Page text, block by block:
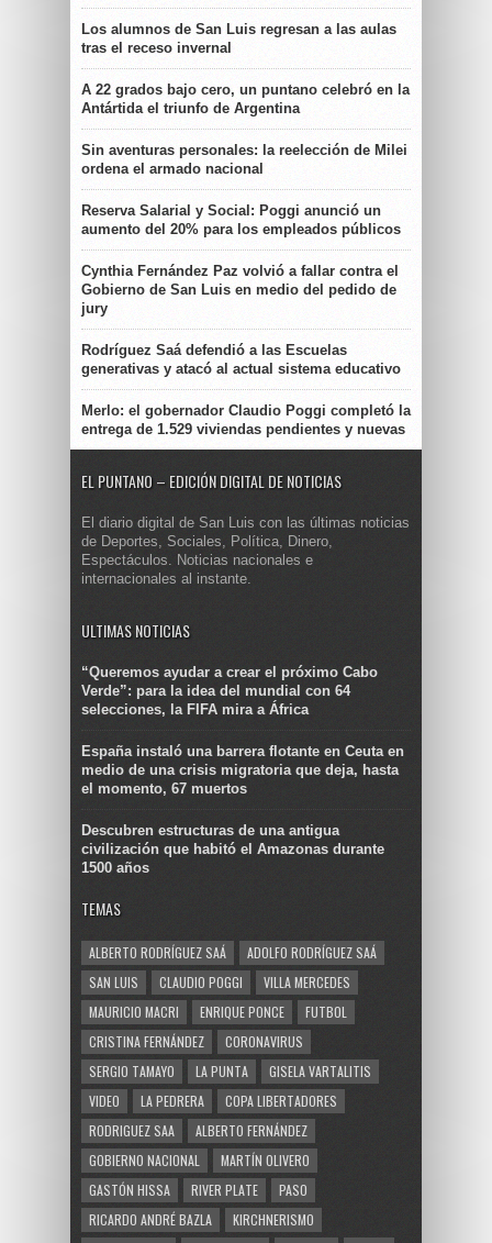
Los alumnos de San Luis regresan a las aulas
tras el receso invernal
A 22 grados bajo cero, un puntano celebró en la
Antártida el triunfo de Argentina
Sin aventuras personales: la reelección de Milei
ordena el armado nacional
Reserva Salarial y Social: Poggi anunció un
aumento del 20% para los empleados públicos
Cynthia Fernández Paz volvió a fallar contra el
Gobierno de San Luis en medio del pedido de
jury
Rodríguez Saá defendió a las Escuelas
generativas y atacó al actual sistema educativo
Merlo: el gobernador Claudio Poggi completó la
entrega de 1.529 viviendas pendientes y nuevas
EL PUNTANO – EDICIÓN DIGITAL DE NOTICIAS
El diario digital de San Luis con las últimas noticias
de Deportes, Sociales, Política, Dinero,
Espectáculos. Noticias nacionales e
internacionales al instante.
ULTIMAS NOTICIAS
“Queremos ayudar a crear el próximo Cabo
Verde”: para la idea del mundial con 64
selecciones, la FIFA mira a África
España instaló una barrera flotante en Ceuta en
medio de una crisis migratoria que deja, hasta
el momento, 67 muertos
Descubren estructuras de una antigua
civilización que habitó el Amazonas durante
1500 años
TEMAS
ALBERTO RODRÍGUEZ SAÁ
ADOLFO RODRÍGUEZ SAÁ
SAN LUIS
CLAUDIO POGGI
VILLA MERCEDES
MAURICIO MACRI
ENRIQUE PONCE
FUTBOL
CRISTINA FERNÁNDEZ
CORONAVIRUS
SERGIO TAMAYO
LA PUNTA
GISELA VARTALITIS
VIDEO
LA PEDRERA
COPA LIBERTADORES
RODRIGUEZ SAA
ALBERTO FERNÁNDEZ
GOBIERNO NACIONAL
MARTÍN OLIVERO
GASTÓN HISSA
RIVER PLATE
PASO
RICARDO ANDRÉ BAZLA
KIRCHNERISMO